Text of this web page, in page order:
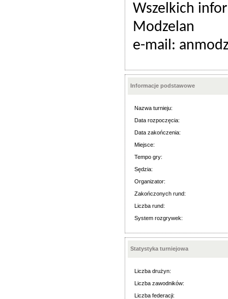
Wszelkich
Modzelan
e-mail:
Informacje podstawowe
Nazwa turnieju:
Data rozpoczęcia:
Data zakończenia:
Miejsce:
Tempo gry:
Sędzia:
Organizator:
Zakończonych rund:
Liczba rund:
System rozgrywek:
Statystyka turniejowa
Liczba drużyn:
Liczba zawodników:
Liczba federacji: